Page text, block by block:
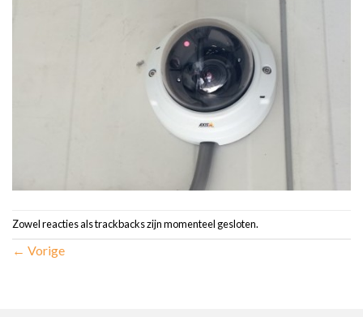
Zowel reacties als trackbacks zijn momenteel gesloten.
← Vorige